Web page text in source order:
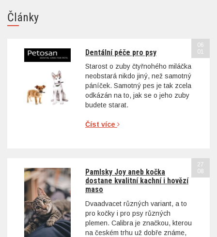
Články
Dentální péče pro psy
Starost o zuby čtyřnohého miláčka
neobstará nikdo jiný, než samotný
páníček. Samotný pes je tak zcela
odkázán na to, jak se o jeho zuby
budete starat.
Číst více
06
01
Pamlsky Joy aneb kočka
dostane kvalitní kachní i hovězí
maso
Dvaadvacet různých variant, a to
pro kočky i pro psy různých
plemen. Calibra je značkou, kterou
na českém trhu už dobře známe,
27
08